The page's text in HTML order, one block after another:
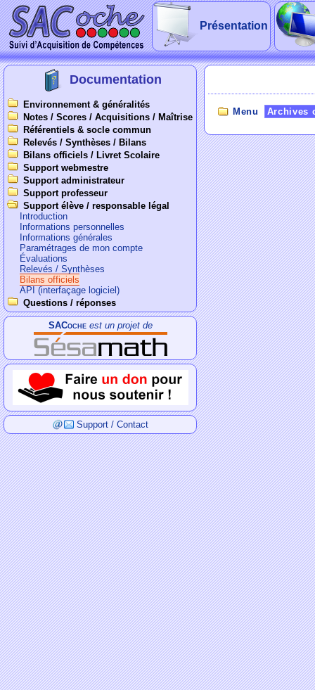
Présentation
Documentation
Environnement & généralités
Notes / Scores / Acquisitions / Maîtrise
Référentiels & socle commun
Relevés / Synthèses / Bilans
Bilans officiels / Livret Scolaire
Support webmestre
Support administrateur
Support professeur
Support élève / responsable légal
Introduction
Informations personnelles
Informations générales
Paramétrages de mon compte
Évaluations
Relevés / Synthèses
Bilans officiels
API (interfaçage logiciel)
Questions / réponses
SACocheest un projet de
Support / Contact
Menu Archives